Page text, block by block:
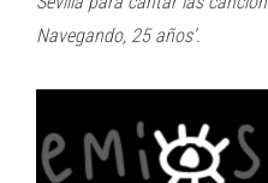
Navegando, 25 años’.